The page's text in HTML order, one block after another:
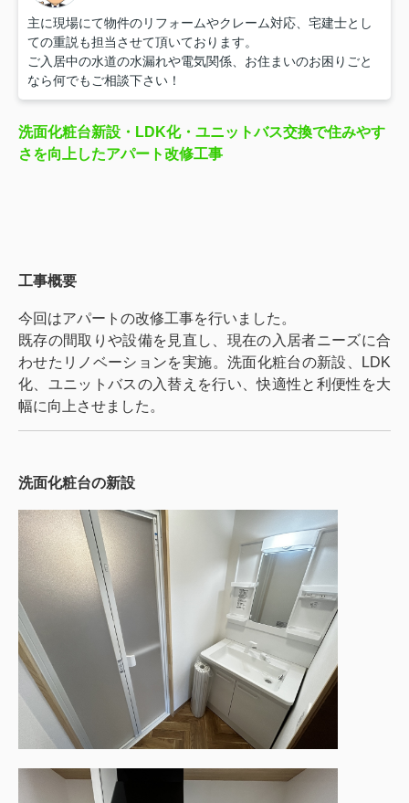
主に現場にて物件のリフォームやクレーム対応、宅建士とし
ての重説も担当させて頂いております。
ご入居中の水道の水漏れや電気関係、お住まいのお困りごと
なら何でもご相談下さい！
洗面化粧台新設・LDK化・ユニットバス交換で住みやす
さを向上したアパート改修工事
工事概要
今回はアパートの改修工事を行いました。
既存の間取りや設備を見直し、現在の入居者ニーズに合
わせたリノベーションを実施。洗面化粧台の新設、LDK
化、ユニットバスの入替えを行い、快適性と利便性を大
幅に向上させました。
洗面化粧台の新設